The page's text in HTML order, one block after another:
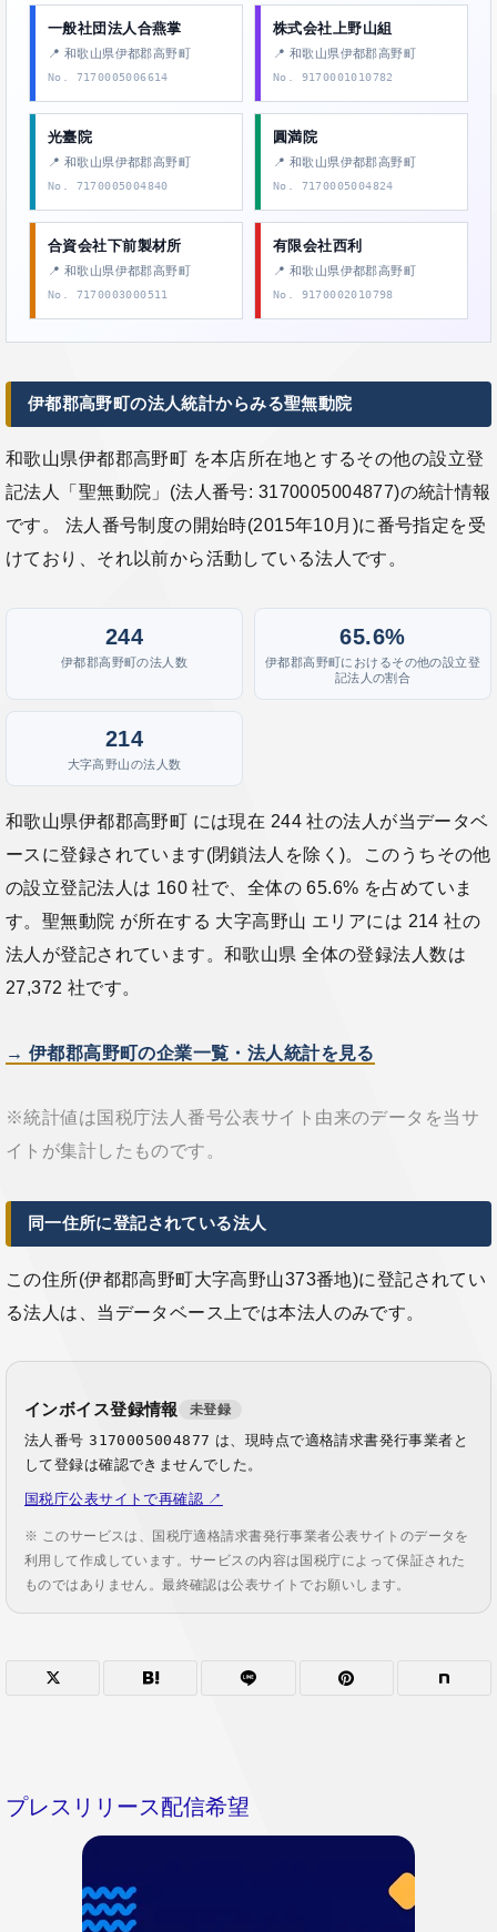
一般社団法人合燕掌
📍 和歌山県伊都郡高野町
No. 7170005006614
株式会社上野山組
📍 和歌山県伊都郡高野町
No. 9170001010782
光臺院
📍 和歌山県伊都郡高野町
No. 7170005004840
圓満院
📍 和歌山県伊都郡高野町
No. 7170005004824
合資会社下前製材所
📍 和歌山県伊都郡高野町
No. 7170003000511
有限会社西利
📍 和歌山県伊都郡高野町
No. 9170002010798
伊都郡高野町の法人統計からみる聖無動院
和歌山県伊都郡高野町 を本店所在地とするその他の設立登
記法人「聖無動院」(法人番号: 3170005004877)の統計情報
です。 法人番号制度の開始時(2015年10月)に番号指定を受
けており、それ以前から活動している法人です。
244
伊都郡高野町の法人数
65.6%
伊都郡高野町におけるその他の設立登
記法人の割合
214
大字高野山の法人数
和歌山県伊都郡高野町 には現在 244 社の法人が当データベ
ースに登録されています(閉鎖法人を除く)。このうちその他
の設立登記法人は 160 社で、全体の 65.6% を占めていま
す。聖無動院 が所在する 大字高野山 エリアには 214 社の
法人が登記されています。和歌山県 全体の登録法人数は
27,372 社です。
→ 伊都郡高野町の企業一覧・法人統計を見る
※統計値は国税庁法人番号公表サイト由来のデータを当サ
イトが集計したものです。
同一住所に登記されている法人
この住所(伊都郡高野町大字高野山373番地)に登記されてい
る法人は、当データベース上では本法人のみです。
インボイス登録情報 未登録
法人番号3170005004877 は、現時点で適格請求書発行事業者と
して登録は確認できませんでした。
国税庁公表サイトで再確認 ↗
※ このサービスは、国税庁適格請求書発行事業者公表サイトのデータを
利用して作成しています。サービスの内容は国税庁によって保証された
ものではありません。最終確認は公表サイトでお願いします。
プレスリリース配信希望